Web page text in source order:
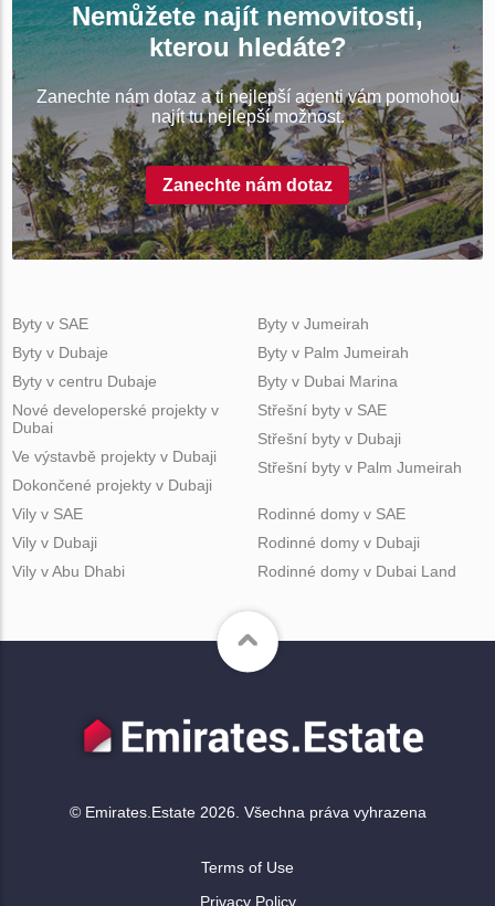
Nemůžete najít nemovitosti,
kterou hledáte?
Zanechte nám dotaz a ti nejlepší agenti vám pomohou
najít tu nejlepší možnost.
Zanechte nám dotaz
Byty v SAE
Byty v Dubaje
Byty v centru Dubaje
Byty v Jumeirah
Byty v Palm Jumeirah
Byty v Dubai Marina
Nové developerské projekty v
Dubai
Ve výstavbě projekty v Dubaji
Dokončené projekty v Dubaji
Střešní byty v SAE
Střešní byty v Dubaji
Střešní byty v Palm Jumeirah
Vily v SAE
Vily v Dubaji
Vily v Abu Dhabi
Rodinné domy v SAE
Rodinné domy v Dubaji
Rodinné domy v Dubai Land
© Emirates.Estate 2026. Všechna práva vyhrazena
Terms of Use
Privacy Policy